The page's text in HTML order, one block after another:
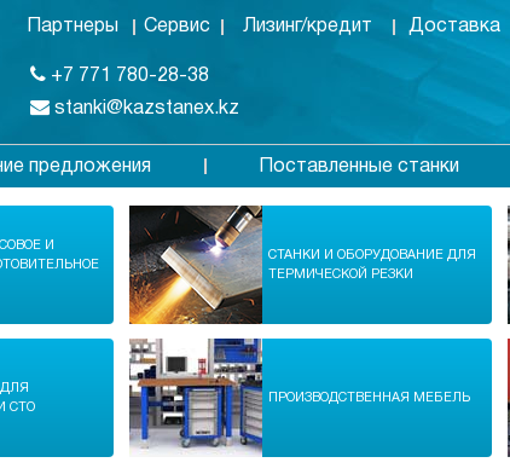
Партнеры Сервис Лизинг/кредит Доставка
+7 771 780-28-38
stanki@kazstanex.kz
предложения Поставленные станки
И
СТАНКИ И ОБОРУДОВАНИЕ ДЛЯ
ТЕРМИЧЕСКОЙ РЕЗКИ
СТО
ПРОИЗВОДСТВЕННАЯ МЕБЕЛЬ